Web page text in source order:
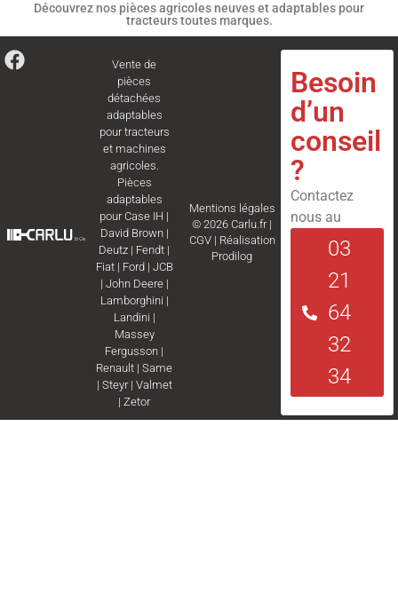
Découvrez nos pièces agricoles neuves et adaptables pour
tracteurs toutes marques.
Vente de
pièces
détachées
adaptables
pour tracteurs
et machines
agricoles.
Pièces
adaptables
pourCase IH |
David Brown|
Deutz | Fendt |
Fiat| Ford | JCB
| John Deere|
Lamborghini |
Landini |
Massey
Fergusson |
Renault |Same
| Steyr| Valmet
|Zetor
Mentions légales
© 2026 Carlu.fr |
CGV| Réalisation
Prodilog
Besoin
d’un
conseil
?
Contactez
nous au
03
21
64
32
34